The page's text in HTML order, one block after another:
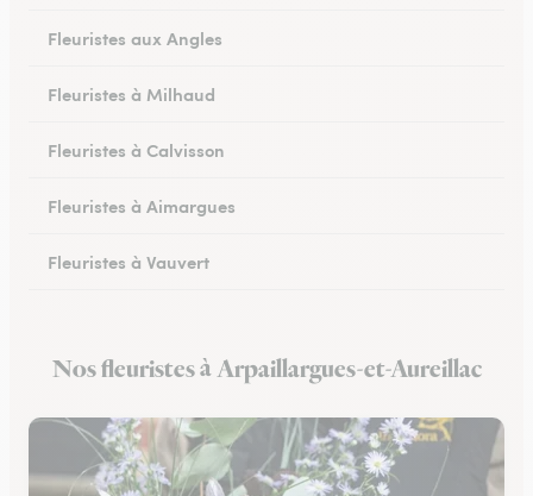
Fleuristes aux Angles
Fleuristes à Milhaud
Fleuristes à Calvisson
Fleuristes à Aimargues
Fleuristes à Vauvert
Fleuristes à Salindres
Nos fleuristes à Arpaillargues-et-Aureillac